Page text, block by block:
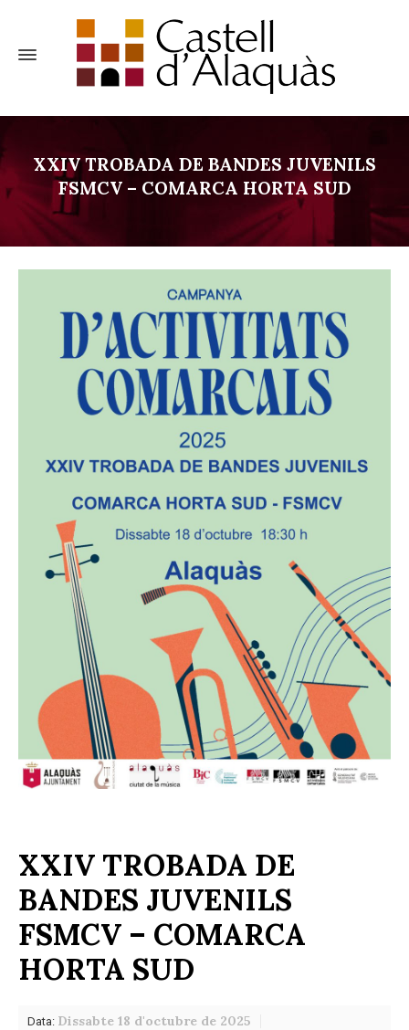
XXIV TROBADA DE BANDES JUVENILS
FSMCV – COMARCA HORTA SUD
XXIV TROBADA DE
BANDES JUVENILS
FSMCV – COMARCA
HORTA SUD
Data: Dissabte 18 d'octubre de 2025